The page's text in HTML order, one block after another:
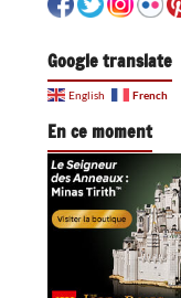
Google translate
English French
En ce moment